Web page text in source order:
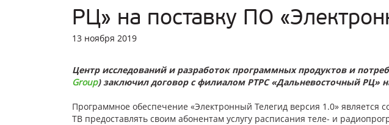
РЦ» на поставку ПО
13 ноября 2019
Центр исследований и разработок программных продуктов и
Group) заключил договор с филиалом РТРС «Дальневосточный РЦ»
Программное обеспечение «Электронный Телегид версия 1.0» является
ТВ предоставлять своим абонентам услугу расписания теле- и